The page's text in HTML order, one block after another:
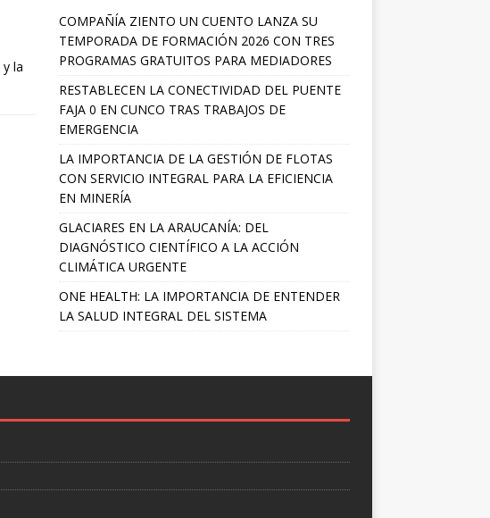
la
COMPAÑÍA ZIENTO UN CUENTO LANZA SU
TEMPORADA DE FORMACIÓN 2026 CON TRES
PROGRAMAS GRATUITOS PARA MEDIADORES
RESTABLECEN LA CONECTIVIDAD DEL PUENTE
FAJA 0 EN CUNCO TRAS TRABAJOS DE
EMERGENCIA
LA IMPORTANCIA DE LA GESTIÓN DE FLOTAS
CON SERVICIO INTEGRAL PARA LA EFICIENCIA
EN MINERÍA
GLACIARES EN LA ARAUCANÍA: DEL
DIAGNÓSTICO CIENTÍFICO A LA ACCIÓN
CLIMÁTICA URGENTE
ONE HEALTH: LA IMPORTANCIA DE ENTENDER
LA SALUD INTEGRAL DEL SISTEMA